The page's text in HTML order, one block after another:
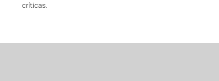
críticas.